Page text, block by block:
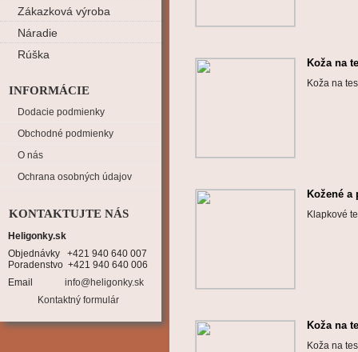
Zákazková výroba
Náradie
Rúška
INFORMÁCIE
Dodacie podmienky
Obchodné podmienky
O nás
Ochrana osobných údajov
KONTAKTUJTE NÁS
Heligonky.sk
Objednávky   +421 940 640 007
Poradenstvo  +421 940 640 006
Email
info@heligonky.sk
Kontaktný formulár
Koža na
Koža na
Kožené a
Klapkové
Koža na
Koža na